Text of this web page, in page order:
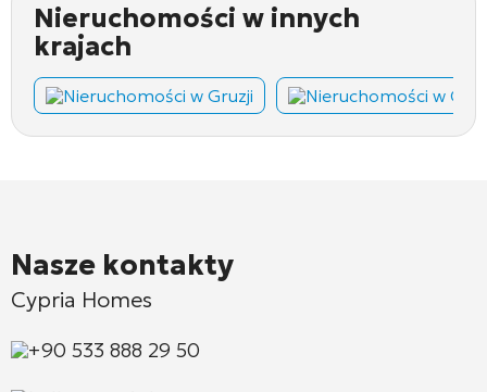
Nieruchomości w innych
krajach
Nieruchomości w Gruzji Nieruchomości w
Nasze kontakty
Cypria Homes
+90 533 888 29 50